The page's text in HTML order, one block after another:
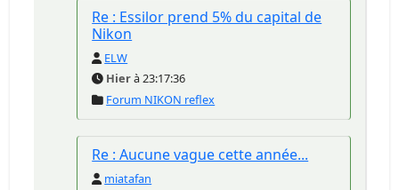
Re : Essilor prend 5% du capital de
Nikon
ELW
Hierà 23:17:36
Forum NIKON reflex
Re : Aucune vague cette année...
miatafan